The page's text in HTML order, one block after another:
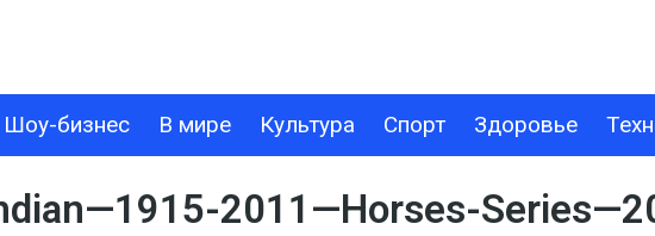
Шоу-бизнес В мире Культура Спорт Здоровье
В МИРЕ КУЛЬТУРА СПОРТ ЗДОРОВЬЕ ТЕХНОЛОГИИ
2011—Horses-